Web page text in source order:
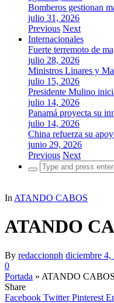
Bomberos gestionan
julio 31, 2026
Previous Next
Internacionales
Fuerte terremoto de
julio 28, 2026
Ministros Linares y
julio 15, 2026
Presidente Mulino
julio 14, 2026
Panamá proyecta su
julio 14, 2026
China refuerza su
junio 29, 2026
Previous Next
Search
for:
In ATANDO CABOS
ATANDO
By redaccionph diciembre 4,
0
Portada » ATANDO CABOS
Share
Facebook Twitter Pinterest